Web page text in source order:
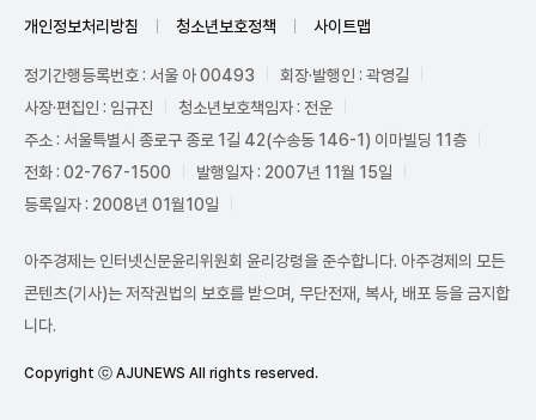
개인정보처리방침 청소년보호정책 사이트맵
정기간행등록번호 : 서울 아 00493
회장·발행인 : 곽영길
사장·편집인 : 임규진
청소년보호책임자 : 전운
주소 : 서울특별시 종로구 종로 1길 42(수송동 146-1) 이마빌딩 11층
전화 : 02-767-1500
발행일자 : 2007년 11월 15일
등록일자 : 2008년 01월10일
아주경제는 인터넷신문윤리위원회 윤리강령을 준수합니다. 아주경제의 모든
콘텐츠(기사)는 저작권법의 보호를 받으며, 무단전재, 복사, 배포 등을 금지합
니다.
Copyright ⓒ AJUNEWS All rights reserved.